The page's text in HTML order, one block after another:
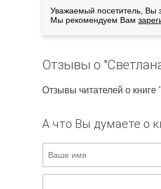
Уважаемый посетитель, Вы
Мы рекомендуем Вам
Отзывы о
Отзывы читателей о
А что Вы думаете о